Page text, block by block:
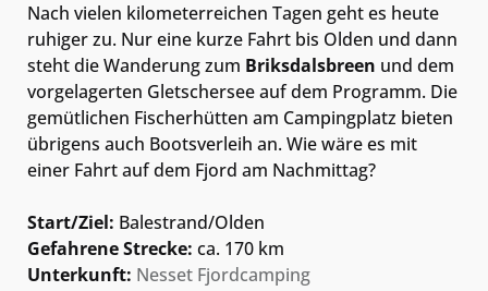
Nach vielen kilometerreichen Tagen geht es heute
ruhiger zu. Nur eine kurze Fahrt bis Olden und dann
steht die Wanderung zum Briksdalsbreen und dem
vorgelagerten Gletschersee auf dem Programm. Die
gemütlichen Fischerhütten am Campingplatz bieten
übrigens auch Bootsverleih an. Wie wäre es mit
einer Fahrt auf dem Fjord am Nachmittag?
Start/Ziel: Balestrand/Olden
Gefahrene Strecke: ca. 170 km
Unterkunft: Nesset Fjordcamping